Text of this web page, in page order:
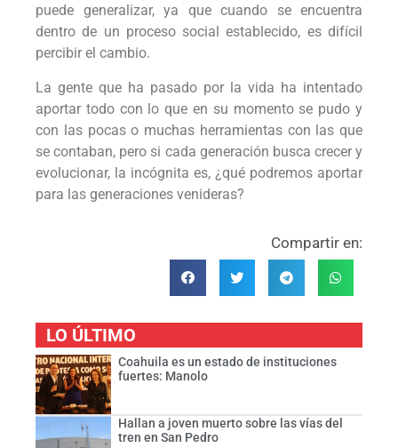
puede generalizar, ya que cuando se encuentra
dentro de un proceso social establecido, es difícil
percibir el cambio.
La gente que ha pasado por la vida ha intentado
aportar todo con lo que en su momento se pudo y
con las pocas o muchas herramientas con las que
se contaban, pero si cada generación busca crecer y
evolucionar, la incógnita es, ¿qué podremos aportar
para las generaciones venideras?
Compartir en:
LO ÚLTIMO
Coahuila es un estado de instituciones
fuertes: Manolo
Hallan a joven muerto sobre las vías del
tren en San Pedro